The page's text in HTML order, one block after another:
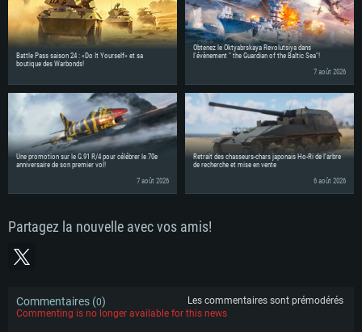
Battle Pass saison 24 : «Do It Yourself» et sa
boutique des Warbonds!
Obtenez le Oktyabrskaya Revolutsiya dans
l'évènement " the Guardian of the Baltic Sea"!
7 août 2026
Une promotion sur le G.91 R/4 pour célébrer le 70e
anniversaire de son premier vol!
7 août 2026
Retrait des chasseurs-chars japonais Ho-Ri de l'arbre
de recherche et mise en vente
6 août 2026
Partagez la nouvelle avec vos amis!
Commentaires (0)
Les commentaires sont prémodérés
Commenting is no longer available for this news